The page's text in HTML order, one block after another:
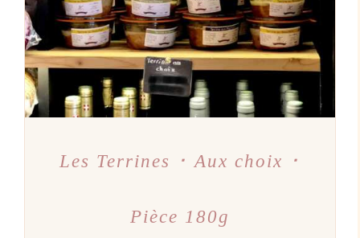
LES
OPTIONS
PEUVENT
ÊTRE
CHOISIES
SUR
LA
PAGE
DU
PRODUIT
Les Terrines ･ Aux choix ･
Pièce 180g